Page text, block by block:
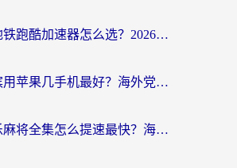
加拿大打地铁跑酷加速器怎么选？2026海外玩家实测指南（附王国纪元保卫萝卜3加速技巧）
玩率土之滨用苹果几手机最好？海外党必看的国服游戏加速+设备选择指南
英国打欢乐麻将全集怎么提速最快？海外党亲测有效的国服游戏加速指南